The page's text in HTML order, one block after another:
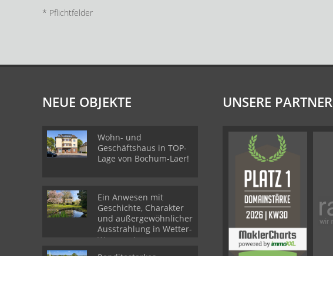
* Pflichtfelder
NEUE OBJEKTE
Wohn- und
Geschäftshaus in TOP-
Lage von Bochum-Laer!
Ein Anwesen mit
Geschichte, Charakter
und außergewöhnlicher
Ausstrahlung in Wetter-
Wengern!
Renditestarkes
UNSERE PARTNER